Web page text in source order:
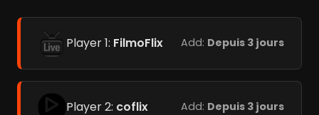
Player 1: FilmoFlix Add: Depuis 3 jours
Player 2: coflix Add: Depuis 3 jours